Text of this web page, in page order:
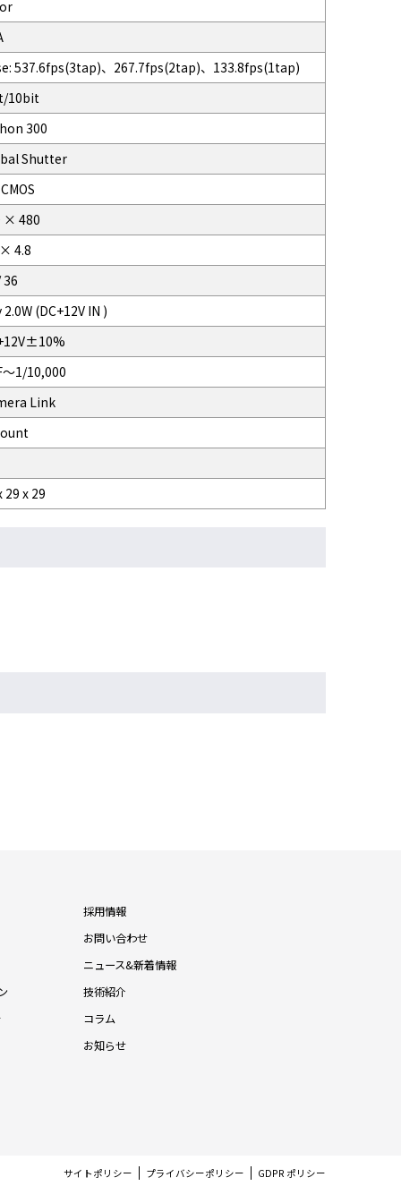
537.6fps(3tap)、267.7fps(2tap)、133.8fps(1tap)
10bit
300
Shutter
× 480
4.8
36
2.0W (DC+12V IN )
～1/10,000
Link
29 x 29
採用情報
お問い合わせ
ニュース&新着情報
技術紹介
コラム
お知らせ
サイトポリシー プライバシーポリシー GDPR ポリシー